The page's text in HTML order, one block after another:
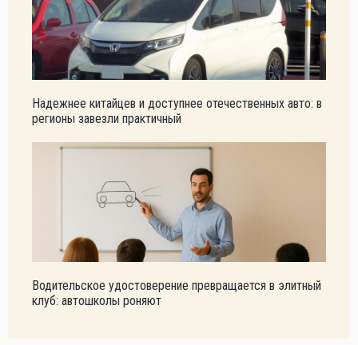
Надежнее китайцев и доступнее отечественных авто: в
регионы завезли практичный
Водительское удостоверение превращается в элитный
клуб: автошколы роняют